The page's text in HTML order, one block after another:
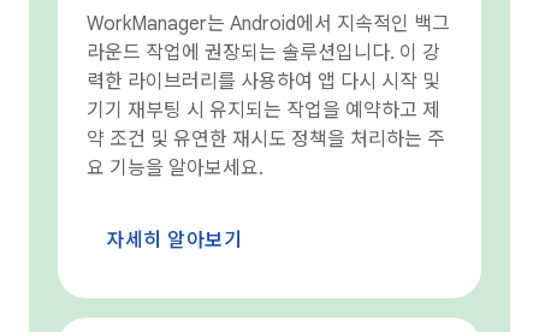
WorkManager는 Android에서 지속적인 백그
라운드 작업에 권장되는 솔루션입니다. 이 강
력한 라이브러리를 사용하여 앱 다시 시작 및
기기 재부팅 시 유지되는 작업을 예약하고 제
약 조건 및 유연한 재시도 정책을 처리하는 주
요 기능을 알아보세요.
자세히 알아보기